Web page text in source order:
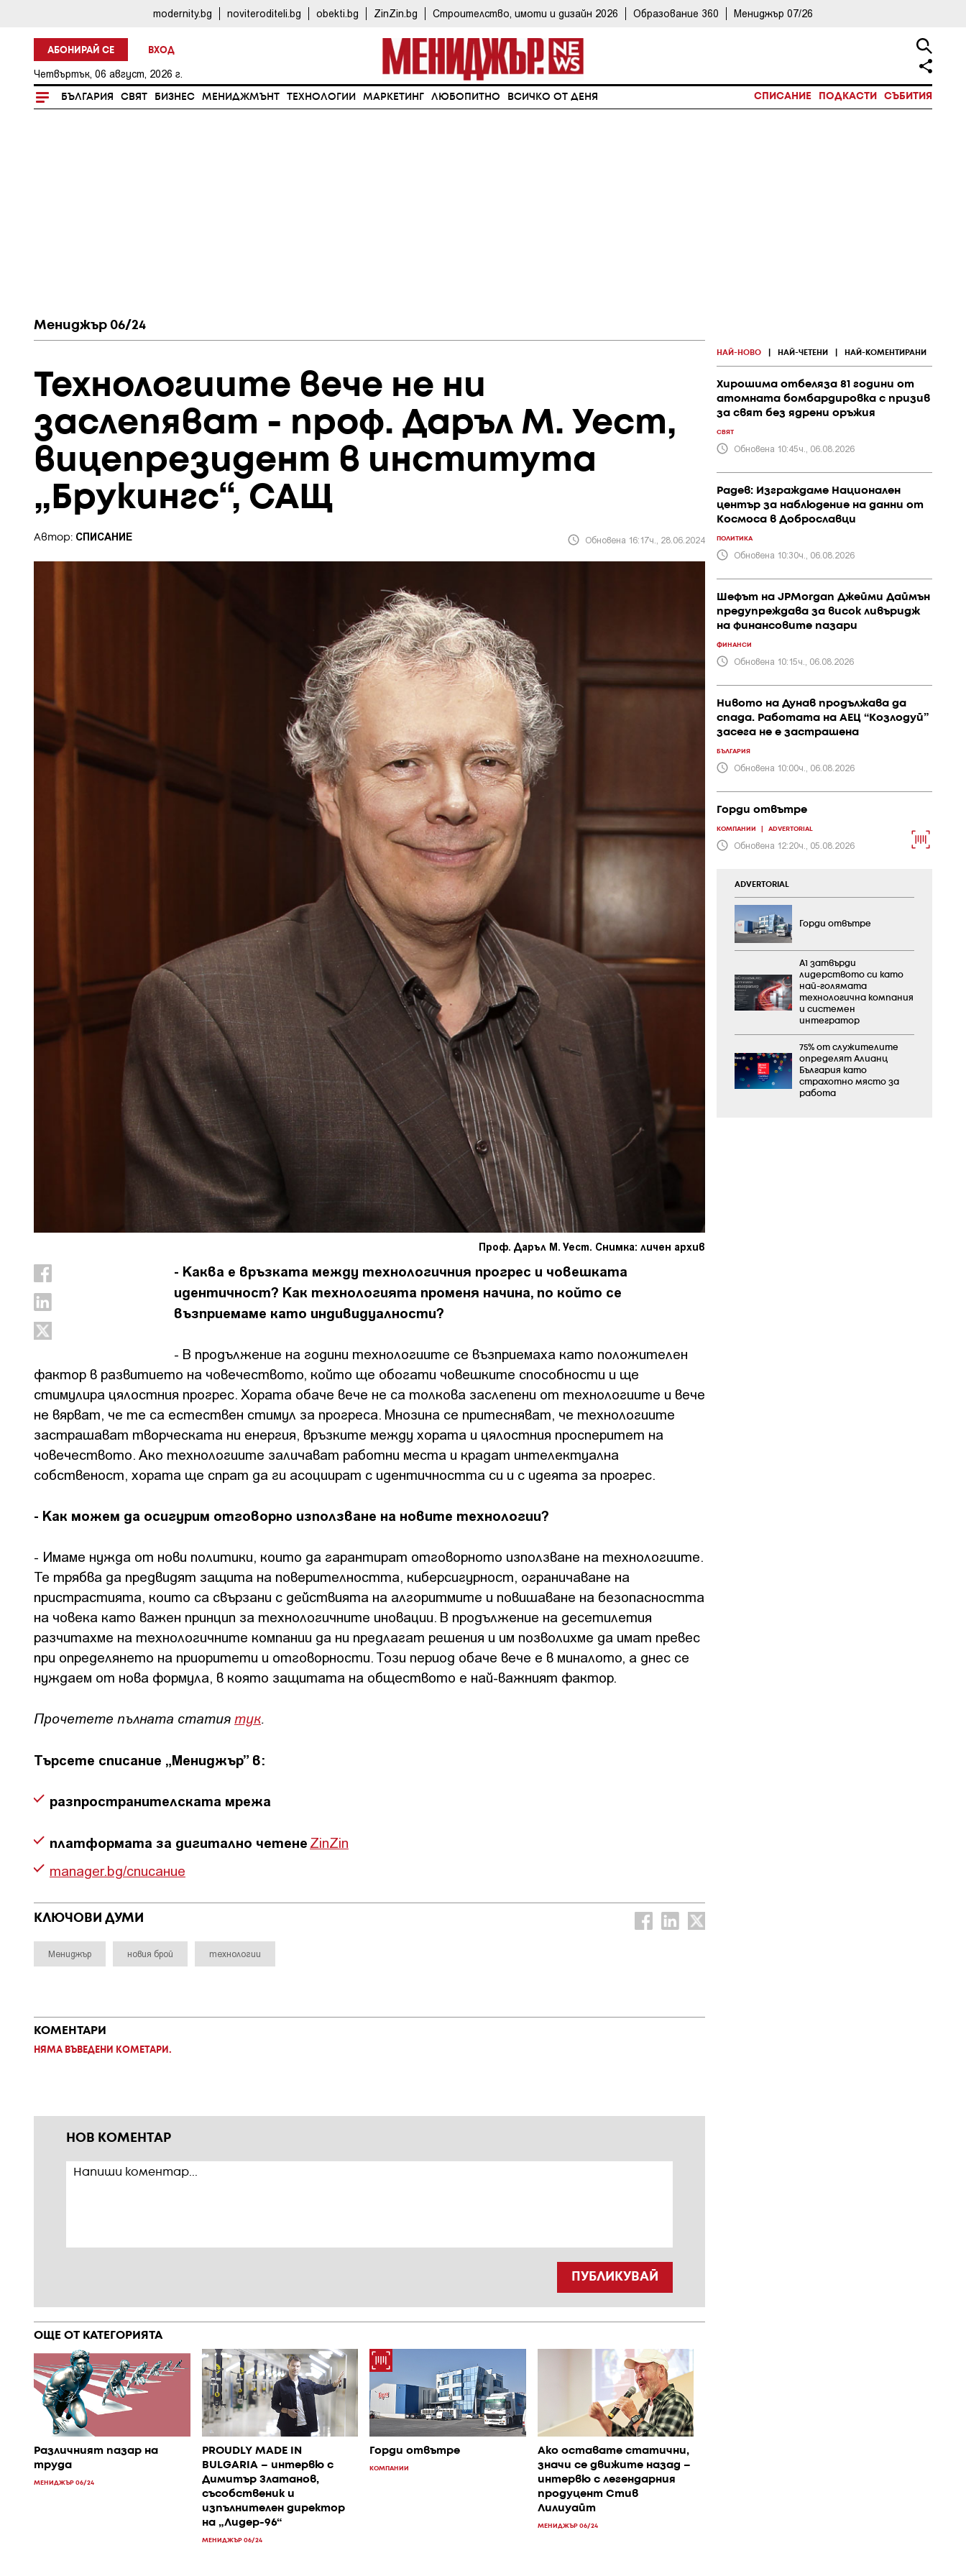
modernity.bg noviteroditeli.bg obekti.bg ZinZin.bg Строителство, имоти и дизайн 2026 Образование 360 Мениджър 07/26
АБОНИРАЙ СЕ ВХОД
Четвъртък, 06 август, 2026 г.
БЪЛГАРИЯ СВЯТ БИЗНЕС МЕНИДЖМЪНТ ТЕХНОЛОГИИ МАРКЕТИНГ ЛЮБОПИТНО ВСИЧКО ОТ ДЕНЯ СПИСАНИЕ ПОДКАСТИ СЪБИТИЯ
Мениджър 06/24
Технологиите вече не ни
заслепяват - проф. Даръл М. Уест,
вицепрезидент в института
„Брукингс“, САЩ
Автор: СПИСАНИЕ Обновена 16:17ч., 28.06.2024
Проф. Даръл М. Уест. Снимка: личен архив
- Каква е връзката между технологичния прогрес и човешката
идентичност? Как технологията променя начина, по който се
възприемаме като индивидуалности?
- В продължение на години технологиите се възприемаха като положителен
фактор в развитието на човечеството, който ще обогати човешките способности и ще
стимулира цялостния прогрес. Хората обаче вече не са толкова заслепени от технологиите и вече
не вярват, че те са естествен стимул за прогреса. Мнозина се притесняват, че технологиите
застрашават творческата ни енергия, връзките между хората и цялостния просперитет на
човечеството. Ако технологиите заличават работни места и крадат интелектуална
собственост, хората ще спрат да ги асоциират с идентичността си и с идеята за прогрес.
- Как можем да осигурим отговорно използване на новите технологии?
- Имаме нужда от нови политики, които да гарантират отговорното използване на технологиите.
Те трябва да предвидят защита на поверителността, киберсигурност, ограничаване на
пристрастията, които са свързани с действията на алгоритмите и повишаване на безопасността
на човека като важен принцип за технологичните иновации. В продължение на десетилетия
разчитахме на технологичните компании да ни предлагат решения и им позволихме да имат превес
при определянето на приоритети и отговорности. Този период обаче вече е в миналото, а днес се
нуждаем от новa формула, в която защитата на обществото е най-важният фактор.
Прочетете пълната статия тук.
Търсете списание „Мениджър” в:
разпространителската мрежа
платформата за дигитално четене ZinZin
manager.bg/списание
КЛЮЧОВИ ДУМИ
Мениджър новия брой технологии
КОМЕНТАРИ
НЯМА ВЪВЕДЕНИ КОМЕТАРИ.
НОВ КОМЕНТАР
ПУБЛИКУВАЙ
ОЩЕ ОТ КАТЕГОРИЯТА
Различният пазар на
труда
МЕНИДЖЪР 06/24
PROUDLY MADE IN
BULGARIA – интервю с
Димитър Златанов,
съсобственик и
изпълнителен директор
на „Лидер-96“
МЕНИДЖЪР 06/24
Горди отвътре
КОМПАНИИ
Ако оставате статични,
значи се движите назад –
интервю с легендарния
продуцент Стив
Лилиуайт
МЕНИДЖЪР 06/24
НАЙ-НОВО НАЙ-ЧЕТЕНИ НАЙ-КОМЕНТИРАНИ
Хирошима отбеляза 81 години от
атомната бомбардировка с призив
за свят без ядрени оръжия
СВЯТ
Обновена 10:45ч., 06.08.2026
Радев: Изграждаме Национален
център за наблюдение на данни от
Космоса в Доброславци
ПОЛИТИКА
Обновена 10:30ч., 06.08.2026
Шефът на JPMorgan Джейми Даймън
предупреждава за висок ливъридж
на финансовите пазари
ФИНАНСИ
Обновена 10:15ч., 06.08.2026
Нивото на Дунав продължава да
спада. Работата на АЕЦ “Козлодуй”
засега не е застрашена
БЪЛГАРИЯ
Обновена 10:00ч., 06.08.2026
Горди отвътре
КОМПАНИИ ADVERTORIAL
Обновена 12:20ч., 05.08.2026
ADVERTORIAL
Горди отвътре
А1 затвърди
лидерството си като
най-голямата
технологична компания
и системен
интегратор
75% от служителите
определят Алианц
България като
страхотно място за
работа